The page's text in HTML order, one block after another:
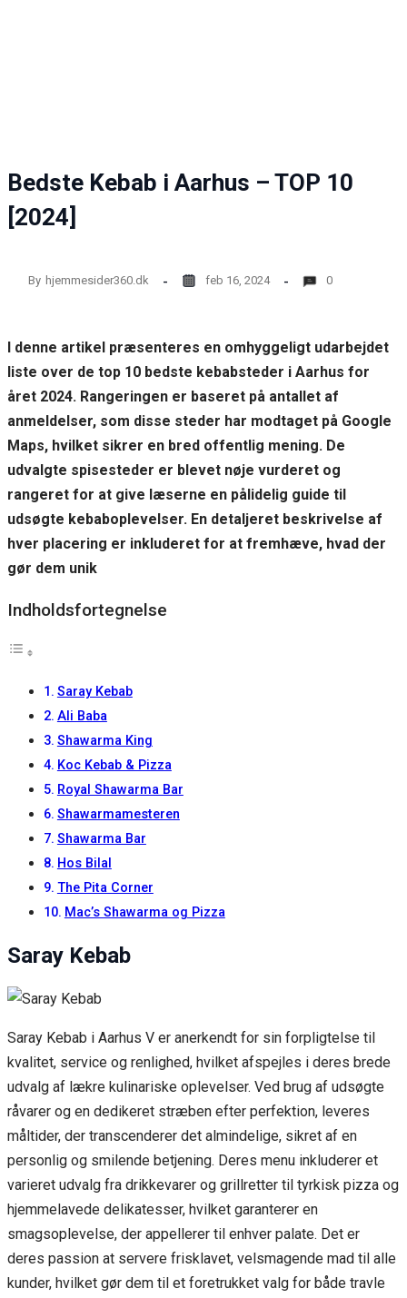
Bedste Kebab i Aarhus – TOP 10
[2024]
By hjemmesider360.dk feb 16, 2024 0
I denne artikel præsenteres en omhyggeligt udarbejdet
liste over de top 10 bedste kebabsteder i Aarhus for
året 2024. Rangeringen er baseret på antallet af
anmeldelser, som disse steder har modtaget på Google
Maps, hvilket sikrer en bred offentlig mening. De
udvalgte spisesteder er blevet nøje vurderet og
rangeret for at give læserne en pålidelig guide til
udsøgte kebaboplevelser. En detaljeret beskrivelse af
hver placering er inkluderet for at fremhæve, hvad der
gør dem unik
Indholdsfortegnelse
Saray Kebab
Ali Baba
Shawarma King
Koc Kebab & Pizza
Royal Shawarma Bar
Shawarmamesteren
Shawarma Bar
Hos Bilal
The Pita Corner
Mac’s Shawarma og Pizza
Saray Kebab
Saray Kebab i Aarhus V er anerkendt for sin forpligtelse til
kvalitet, service og renlighed, hvilket afspejles i deres brede
udvalg af lækre kulinariske oplevelser. Ved brug af udsøgte
råvarer og en dedikeret stræben efter perfektion, leveres
måltider, der transcenderer det almindelige, sikret af en
personlig og smilende betjening. Deres menu inkluderer et
varieret udvalg fra drikkevarer og grillretter til tyrkisk pizza og
hjemmelavede delikatesser, hvilket garanterer en
smagsoplevelse, der appellerer til enhver palate. Det er
deres passion at servere frisklavet, velsmagende mad til alle
kunder, hvilket gør dem til et foretrukket valg for både travle